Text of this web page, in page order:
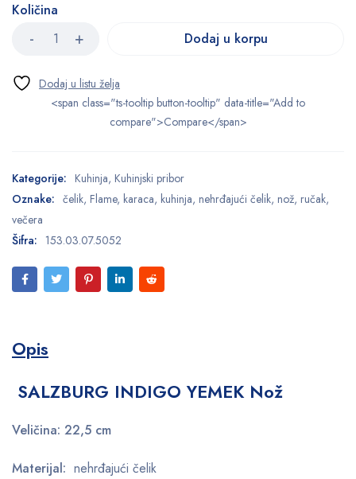
Količina
Dodaj u korpu
<span class="ts-tooltip button-tooltip" data-title="Add to
compare">Compare</span>
Kategorije: Kuhinja, Kuhinjski pribor
Oznake: čelik, Flame, karaca, kuhinja, nehrđajući čelik, nož, ručak,
večera
Šifra: 153.03.07.5052
Opis
SALZBURG INDIGO YEMEK Nož
Veličina: 22,5 cm
Materijal: nehrđajući čelik